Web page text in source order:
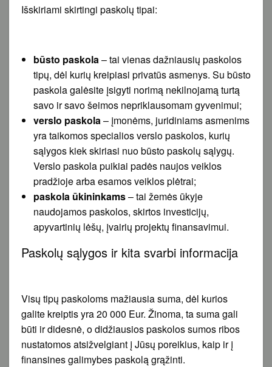
Išskiriami skirtingi paskolų tipai:
būsto paskola– tai vienas dažniausių paskolos
tipų, dėl kurių kreipiasi privatūs asmenys. Su būsto
paskola galėsite įsigyti norimą nekilnojamą turtą
savo ir savo šeimos nepriklausomam gyvenimui;
verslo paskola– įmonėms, juridiniams asmenims
yra taikomos specialios verslo paskolos, kurių
sąlygos kiek skiriasi nuo būsto paskolų sąlygų.
Verslo paskola puikiai padės naujos veiklos
pradžioje arba esamos veiklos plėtrai;
paskola ūkininkams– tai žemės ūkyje
naudojamos paskolos, skirtos investicijų,
apyvartinių lėšų, įvairių projektų finansavimui.
Paskolų sąlygos ir kita svarbi informacija
Visų tipų paskoloms mažiausia suma, dėl kurios
galite kreiptis yra 20 000 Eur. Žinoma, ta suma gali
būti ir didesnė, o didžiausios paskolos sumos ribos
nustatomos atsižvelgiant į Jūsų poreikius, kaip ir į
finansines galimybes paskolą grąžinti.